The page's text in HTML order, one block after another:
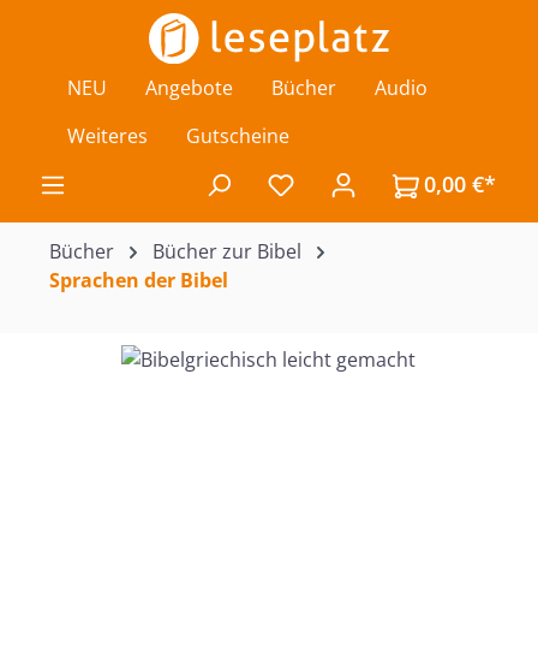
Zum Hauptinhalt springen
NEU Angebote Bücher
Audio
Weiteres
Gutscheine
Du hast 0 Produkte auf
0,00 €*
Bücher
Bücher zur Bibel
Sprachen der Bibel
Bildergalerie überspringen